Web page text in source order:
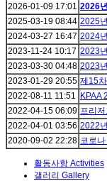
2026-01-09 17:01 2026
2025-03-19 08:44 2025
2024-03-27 16:47 2024
2023-11-24 10:17 2023
2023-03-30 04:48 2023
2023-01-29 20:55 제15
2022-08-11 11:51
KPAA
2022-04-15 06:09 프리
2022-04-01 03:56 2022
2020-09-02 22:28 코로
활동사항 Activities
갤러리 Gallery